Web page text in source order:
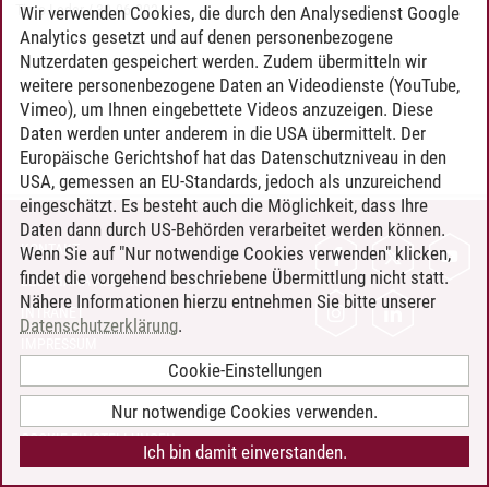
Timo Leder/30.06.2024
KONTAKT
LEUPHANA ALS ARBEITGEBER
INTRANET
BARRIEREFREIHEIT
COOKIE-EINSTELLUNGEN
Wir verwenden Cookies, die durch den Analysedienst Google
Analytics gesetzt und auf denen personenbezogene
Nutzerdaten gespeichert werden. Zudem übermitteln wir
weitere personenbezogene Daten an Videodienste (YouTube,
Vimeo), um Ihnen eingebettete Videos anzuzeigen. Diese
Daten werden unter anderem in die USA übermittelt. Der
Europäische Gerichtshof hat das Datenschutzniveau in den
USA, gemessen an EU-Standards, jedoch als unzureichend
eingeschätzt. Es besteht auch die Möglichkeit, dass Ihre
Daten dann durch US-Behörden verarbeitet werden können.
Wenn Sie auf "Nur notwendige Cookies verwenden" klicken,
findet die vorgehend beschriebene Übermittlung nicht statt.
Nähere Informationen hierzu entnehmen Sie bitte unserer
Datenschutzerklärung.
Cookie-Einstellungen
Nur notwendige Cookies verwenden.
Ich bin damit einverstanden.